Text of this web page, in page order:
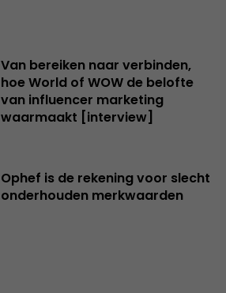
Van bereiken naar verbinden,
hoe World of WOW de belofte
van influencer marketing
waarmaakt [interview]
Ophef is de rekening voor slecht
onderhouden merkwaarden